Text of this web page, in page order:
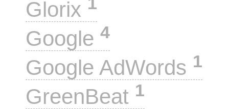
Glorix
Google 4
Google AdWords 1
GreenBeat 1